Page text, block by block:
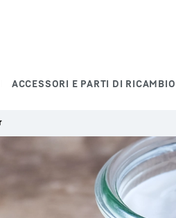
ACCESSORI E PARTI DI RICAMBIO